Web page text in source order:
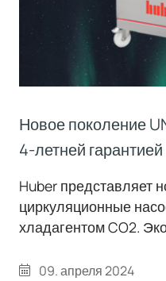
Новое поколение
4-летней гарантией
Huber представляет
циркуляционные
хладагентом CO2.
Компания Peter Huber
09. апреля 2024